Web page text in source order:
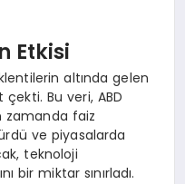
Etkisi
altında gelen
çekti. Bu veri, ABD
zamanda faiz
ve piyasalarda
teknoloji
bir miktar sınırladı.